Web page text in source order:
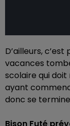
D’ailleurs,
vacances
scolaire qui
ayant
donc se
Bison Futé